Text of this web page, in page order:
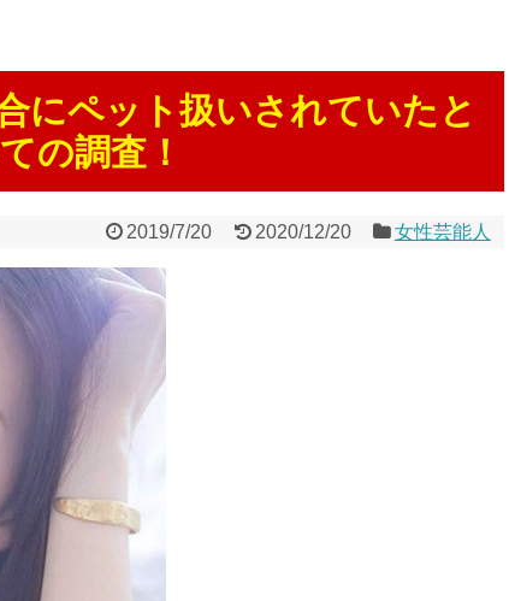
にペット扱いされていたと
の調査！
2019/7/20 2020/12/20 女性芸能人